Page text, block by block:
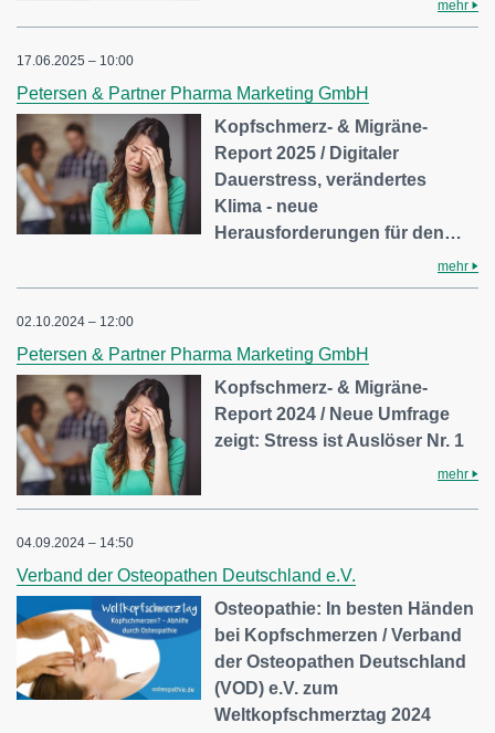
mehr
17.06.2025 – 10:00
Petersen & Partner Pharma Marketing GmbH
Kopfschmerz- & Migräne-
Report 2025 / Digitaler
Dauerstress, verändertes
Klima - neue
Herausforderungen für den…
mehr
02.10.2024 – 12:00
Petersen & Partner Pharma Marketing GmbH
Kopfschmerz- & Migräne-
Report 2024 / Neue Umfrage
zeigt: Stress ist Auslöser Nr. 1
mehr
04.09.2024 – 14:50
Verband der Osteopathen Deutschland e.V.
Osteopathie: In besten Händen
bei Kopfschmerzen / Verband
der Osteopathen Deutschland
(VOD) e.V. zum
Weltkopfschmerztag 2024